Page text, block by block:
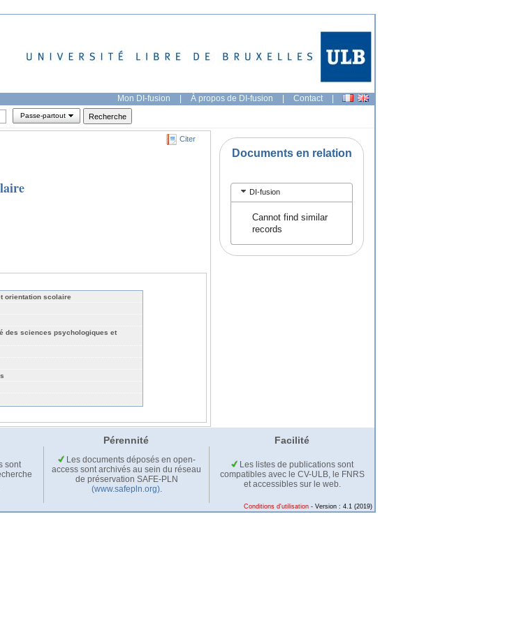
Mon DI-fusion | À propos de DI-fusion | Contact |
Passe-partout
Citer
orientation scolaire
des sciences psychologiques et
Documents en relation
DI-fusion
Cannot find similar
records
Pérennité Facilité
sont
Les documents déposés en open-
access sont archivés au sein du réseau
de préservation SAFE-PLN
(www.safepln.org).
Les listes de publications sont
compatibles avec le CV-ULB, le FNRS
et accessibles sur le web.
Conditions d'utilisation - Version : 4.1 (2019)